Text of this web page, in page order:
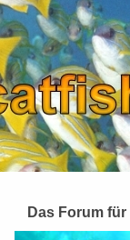
Das Forum